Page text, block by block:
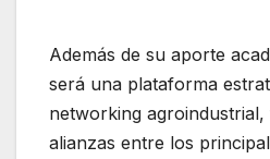
Además de su aporte
será una plataforma
networking
alianzas entre los